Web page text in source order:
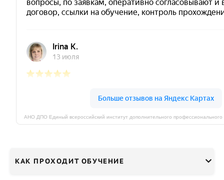
КАК ПРОХОДИТ ОБУЧЕНИЕ